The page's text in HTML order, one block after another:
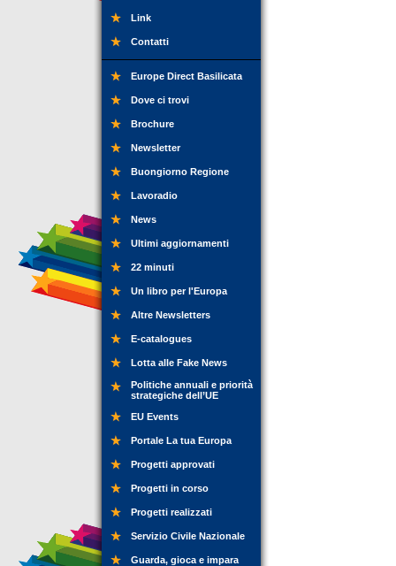
Link
Contatti
Europe Direct Basilicata
Dove ci trovi
Brochure
Newsletter
Buongiorno Regione
Lavoradio
News
Ultimi aggiornamenti
22 minuti
Un libro per l'Europa
Altre Newsletters
E-catalogues
Lotta alle Fake News
Politiche annuali e priorità
strategiche dell’UE
EU Events
Portale La tua Europa
Progetti approvati
Progetti in corso
Progetti realizzati
Servizio Civile Nazionale
Guarda, gioca e impara